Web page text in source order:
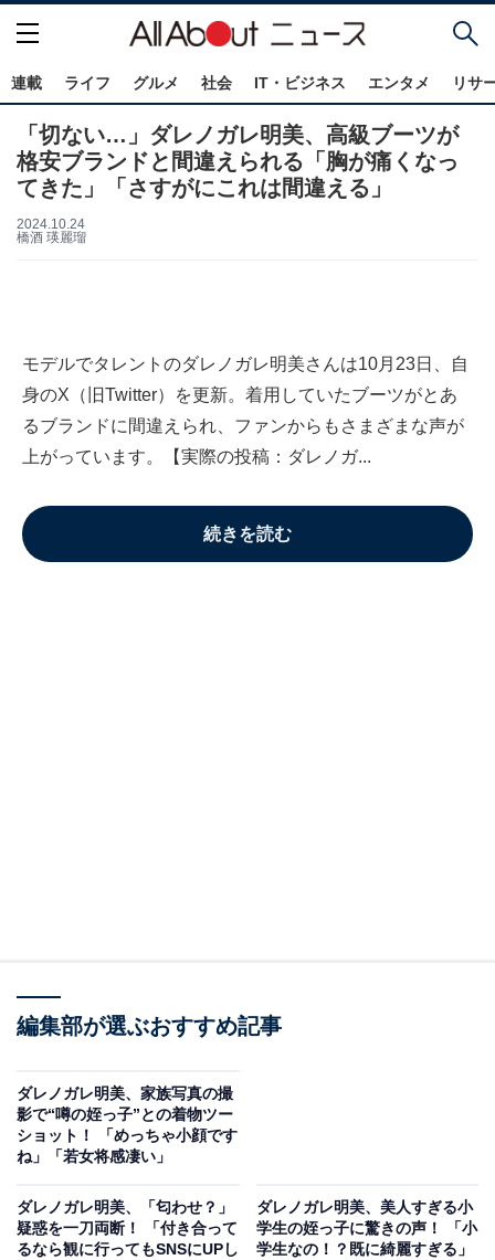
連載 ライフ グルメ 社会 IT・ビジネス エンタメ リサ
「切ない…」ダレノガレ明美、高級ブーツが
格安ブランドと間違えられる「胸が痛くなっ
てきた」「さすがにこれは間違える」
2024.10.24
橋酒 瑛麗瑠
モデルでタレントのダレノガレ明美さんは10月23日、自
身のX（旧Twitter）を更新。着用していたブーツがとあ
るブランドに間違えられ、ファンからもさまざまな声が
上がっています。【実際の投稿：ダレノガ...
続きを読む
編集部が選ぶおすすめ記事
ダレノガレ明美、家族写真の撮
影で“噂の姪っ子”との着物ツー
ショット！ 「めっちゃ小顔です
ね」「若女将感凄い」
ダレノガレ明美、「匂わせ？」
疑惑を一刀両断！ 「付き合って
るなら観に行ってもSNSにUPし
ダレノガレ明美、美人すぎる小
学生の姪っ子に驚きの声！ 「小
学生なの！？既に綺麗すぎる」